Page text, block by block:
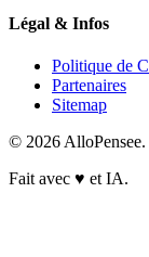
Légal & Infos
Politique de
Partenaires
Sitemap
© 2026 AlloPensee.
Fait avec ♥ et IA.